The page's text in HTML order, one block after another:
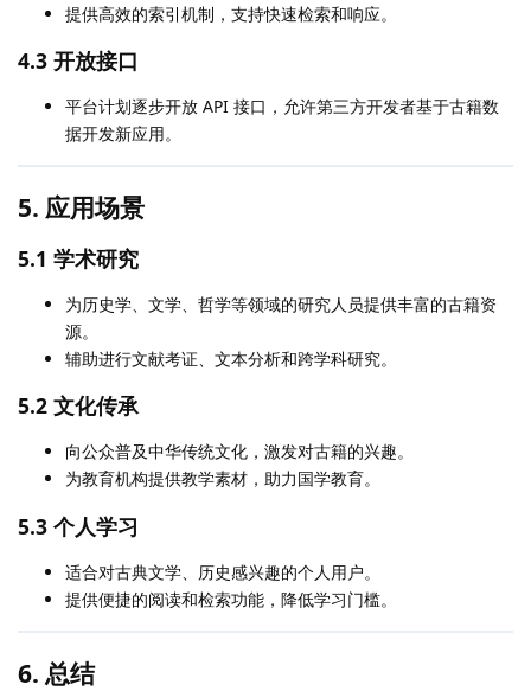
提供高效的索引机制，支持快速检索和响应。
4.3 开放接口
平台计划逐步开放 API 接口，允许第三方开发者基于古籍数
据开发新应用。
5. 应用场景
5.1 学术研究
为历史学、文学、哲学等领域的研究人员提供丰富的古籍资
源。
辅助进行文献考证、文本分析和跨学科研究。
5.2 文化传承
向公众普及中华传统文化，激发对古籍的兴趣。
为教育机构提供教学素材，助力国学教育。
5.3 个人学习
适合对古典文学、历史感兴趣的个人用户。
提供便捷的阅读和检索功能，降低学习门槛。
6. 总结